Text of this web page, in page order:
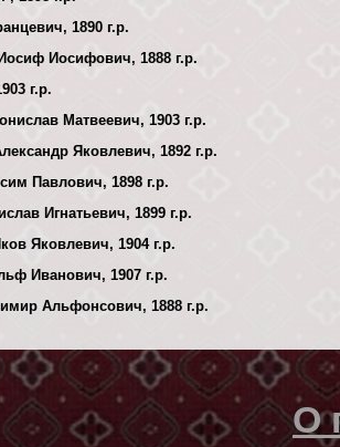
1890 г.р.
Иосифович, 1888 г.р.
г.р.
Матвеевич, 1903 г.р.
Яковлевич, 1892 г.р.
Павлович, 1898 г.р.
Игнатьевич, 1899 г.р.
Яковлевич, 1904 г.р.
Иванович, 1907 г.р.
Альфонсович, 1888 г.р.
О